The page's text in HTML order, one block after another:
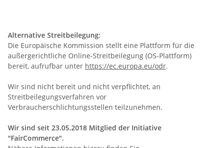
Alternative Streitbeilegung:
Die Europäische Kommission stellt eine Plattform für die
außergerichtliche Online-Streitbeilegung (OS-Plattform)
bereit, aufrufbar unter https://ec.europa.eu/odr.
Wir sind nicht bereit und nicht verpflichtet, an
Streitbeilegungsverfahren vor
Verbraucherschlichtungsstellen teilzunehmen.
Wir sind seit 23.05.2018 Mitglied der Initiative
"FairCommerce".